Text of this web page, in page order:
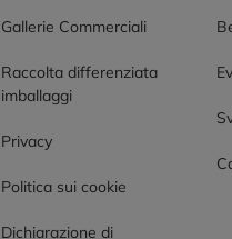
Gallerie Commerciali
Raccolta differenziata
imballaggi
Privacy
Politica sui cookie
Dichiarazione di